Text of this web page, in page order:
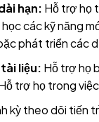
hạn: Hỗ trợ họ
các kỹ năng
phát triển các
liệu: Hỗ trợ họ
trợ họ trong
kỳ theo dõi tiến